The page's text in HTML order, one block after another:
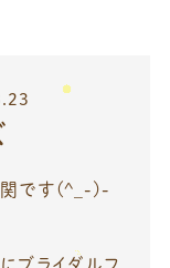
関です(^_-)-
ブライダルフ